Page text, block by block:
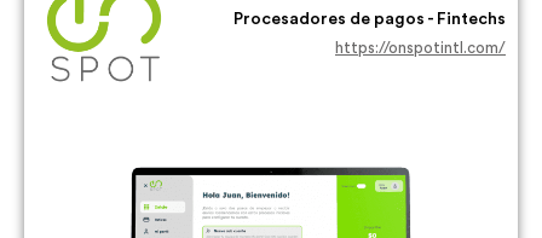
Procesadores de pagos - Fintechs
https://onspotintl.com/